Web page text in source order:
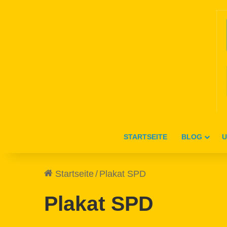
STARTSEITE BLOG
Startseite/ Plakat SPD
Plakat SPD